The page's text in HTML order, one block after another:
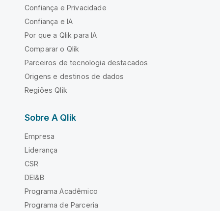
Confiança e Privacidade
Confiança e IA
Por que a Qlik para IA
Comparar o Qlik
Parceiros de tecnologia destacados
Origens e destinos de dados
Regiões Qlik
Sobre A Qlik
Empresa
Liderança
CSR
DEI&B
Programa Acadêmico
Programa de Parceria